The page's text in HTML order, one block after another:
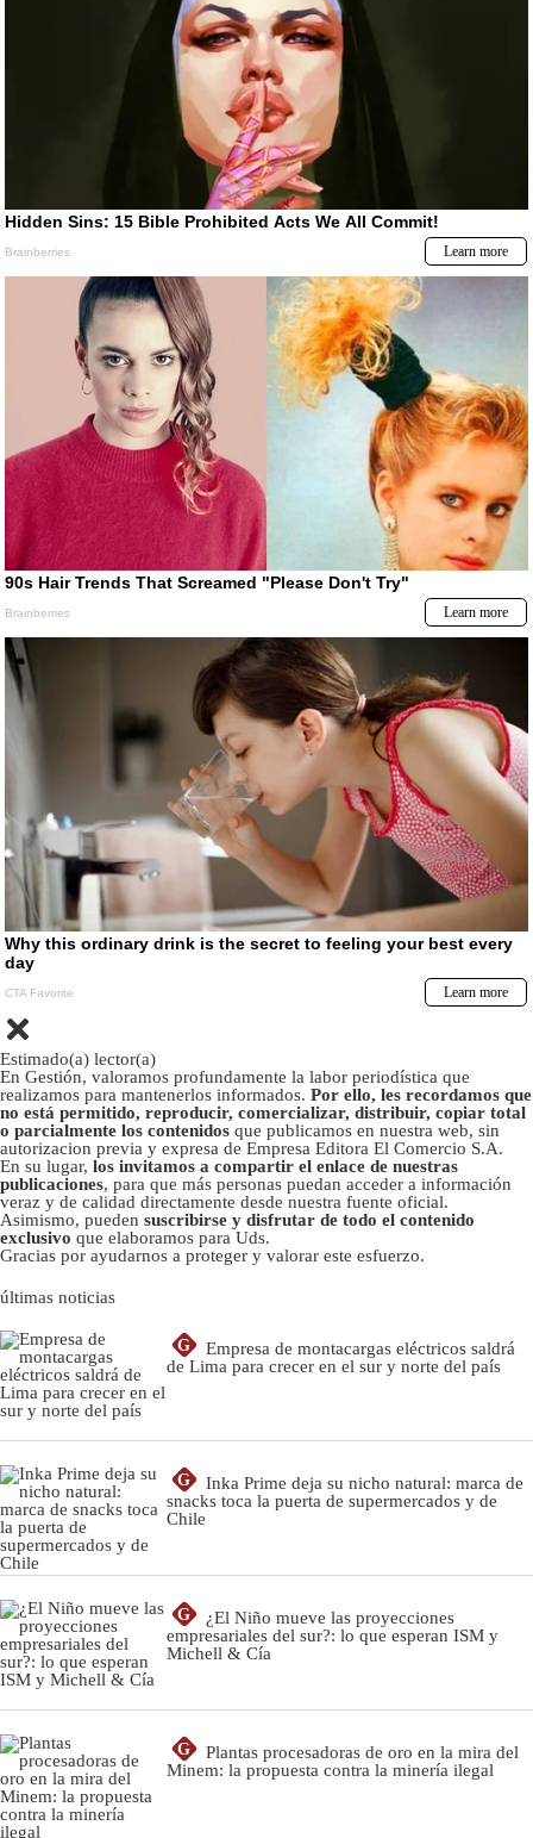
Estimado(a) lector(a)
En Gestión, valoramos profundamente la labor periodística que
realizamos para mantenerlos informados. Por ello, les recordamos que
no está permitido, reproducir, comercializar, distribuir, copiar total
o parcialmente los contenidos que publicamos en nuestra web, sin
autorizacion previa y expresa de Empresa Editora El Comercio S.A.
En su lugar, los invitamos a compartir el enlace de nuestras
publicaciones, para que más personas puedan acceder a información
veraz y de calidad directamente desde nuestra fuente oficial.
Asimismo, pueden suscribirse y disfrutar de todo el contenido
exclusivo que elaboramos para Uds.
Gracias por ayudarnos a proteger y valorar este esfuerzo.
últimas noticias
G
Empresa de montacargas eléctricos saldrá
de Lima para crecer en el sur y norte del país
G
Inka Prime deja su nicho natural: marca de
snacks toca la puerta de supermercados y de
Chile
G
¿El Niño mueve las proyecciones
empresariales del sur?: lo que esperan ISM y
Michell & Cía
G
Plantas procesadoras de oro en la mira del
Minem: la propuesta contra la minería ilegal